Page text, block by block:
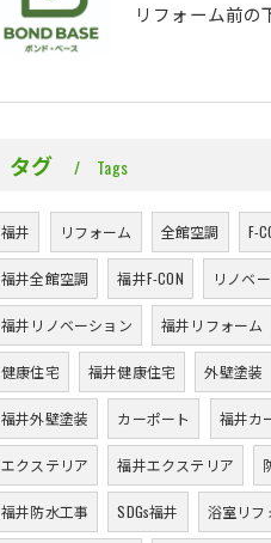
リフォーム前の
タグ Tags
福井 リフォーム 全館空調 F-
福井全館空調 福井F-CON リノベ
福井リノベーション 福井リフォーム
健康住宅 福井健康住宅 外壁塗装
福井外壁塗装 カーポート 福井カ
エクステリア 福井エクステリア
福井防水工事 SDGs福井 浴室リフ